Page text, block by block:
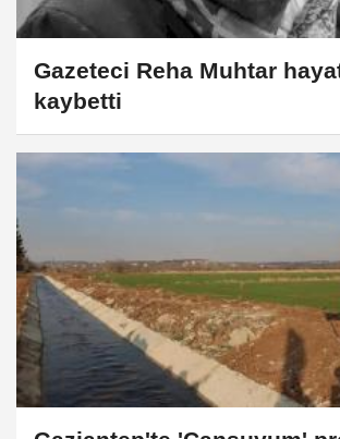
Gazeteci Reha Muhtar
kaybetti